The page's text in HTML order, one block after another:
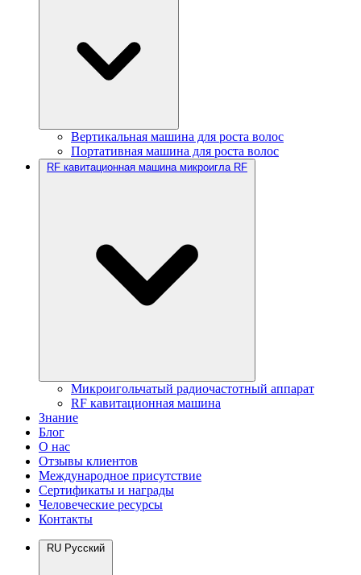
Вертикальная машина для роста волос
Портативная машина для роста волос
RF кавитационная машина микроигла RF
Микроигольчатый радиочастотный аппарат
RF кавитационная машина
Знание
Блог
О нас
Отзывы клиентов
Международное присутствие
Сертификаты и награды
Человеческие ресурсы
Контакты
RU Русский